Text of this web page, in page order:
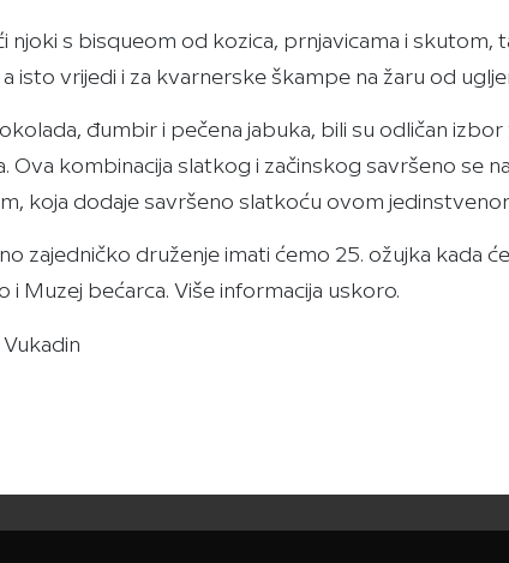
njoki s bisqueom od kozica, prnjavicama i skutom,
a isto vrijedi i za kvarnerske škampe na žaru od
đumbir i pečena jabuka, bili su odličan
Ova kombinacija slatkog i začinskog savršeno se
koja dodaje savršeno slatkoću ovom
zajedničko druženje imati ćemo 25. ožujka kada
i Muzej bećarca. Više informacija uskoro.